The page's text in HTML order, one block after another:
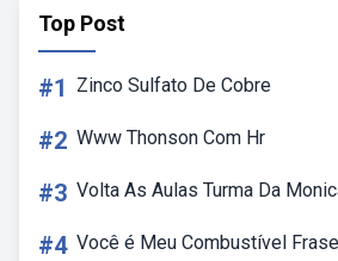
Top Post
#1 Zinco Sulfato De Cobre
#2 Www Thonson Com Hr
#3 Volta As Aulas Turma Da
#4 Você é Meu Combustível